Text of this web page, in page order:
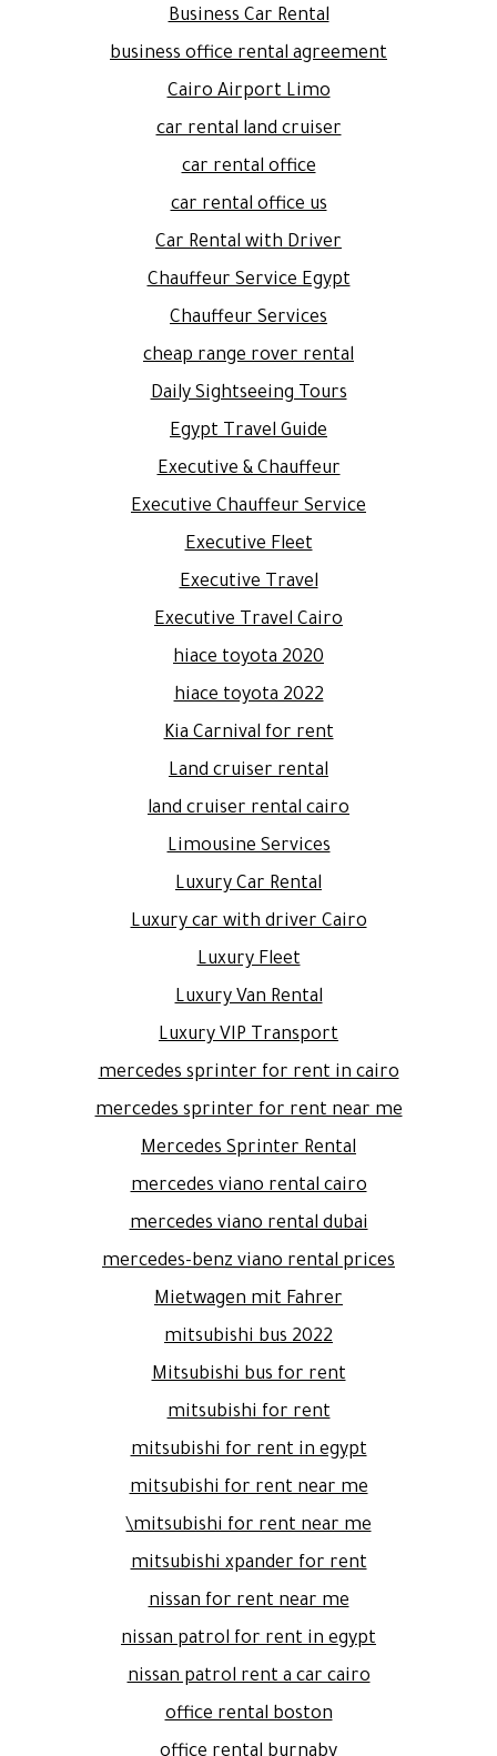
Business Car Rental
business office rental agreement
Cairo Airport Limo
car rental land cruiser
car rental office
car rental office us
Car Rental with Driver
Chauffeur Service Egypt
Chauffeur Services
cheap range rover rental
Daily Sightseeing Tours
Egypt Travel Guide
Executive & Chauffeur
Executive Chauffeur Service
Executive Fleet
Executive Travel
Executive Travel Cairo
hiace toyota 2020
hiace toyota 2022
Kia Carnival for rent
Land cruiser rental
land cruiser rental cairo
Limousine Services
Luxury Car Rental
Luxury car with driver Cairo
Luxury Fleet
Luxury Van Rental
Luxury VIP Transport
mercedes sprinter for rent in cairo
mercedes sprinter for rent near me
Mercedes Sprinter Rental
mercedes viano rental cairo
mercedes viano rental dubai
mercedes-benz viano rental prices
Mietwagen mit Fahrer
mitsubishi bus 2022
Mitsubishi bus for rent
mitsubishi for rent
mitsubishi for rent in egypt
mitsubishi for rent near me
mitsubishi for rent near me\
mitsubishi xpander for rent
nissan for rent near me
nissan patrol for rent in egypt
nissan patrol rent a car cairo
office rental boston